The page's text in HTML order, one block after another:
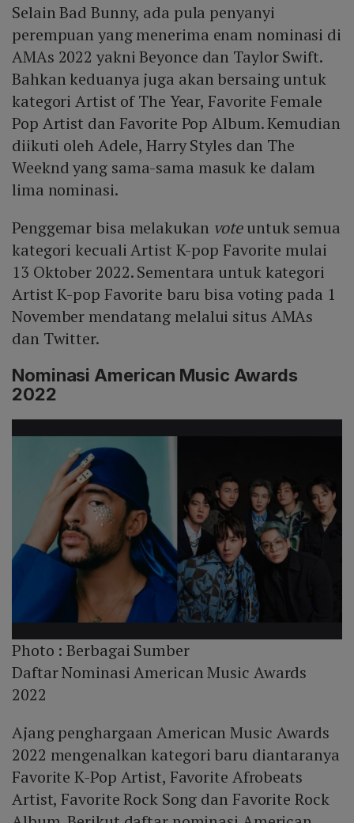
Selain Bad Bunny, ada pula penyanyi
perempuan yang menerima enam nominasi di
AMAs 2022 yakni Beyonce dan Taylor Swift.
Bahkan keduanya juga akan bersaing untuk
kategori Artist of The Year, Favorite Female
Pop Artist dan Favorite Pop Album. Kemudian
diikuti oleh Adele, Harry Styles dan The
Weeknd yang sama-sama masuk ke dalam
lima nominasi.
Penggemar bisa melakukan voteuntuk semua
kategori kecuali Artist K-pop Favorite mulai
13 Oktober 2022. Sementara untuk kategori
Artist K-pop Favorite baru bisa voting pada 1
November mendatang melalui situs AMAs
dan Twitter.
Nominasi American Music Awards
2022
Photo :Berbagai Sumber
Daftar Nominasi American Music Awards
2022
Ajang penghargaan American Music Awards
2022 mengenalkan kategori baru diantaranya
Favorite K-Pop Artist, Favorite Afrobeats
Artist, Favorite Rock Song dan Favorite Rock